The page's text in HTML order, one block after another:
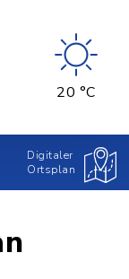
20 °C
Digitaler
Ortsplan